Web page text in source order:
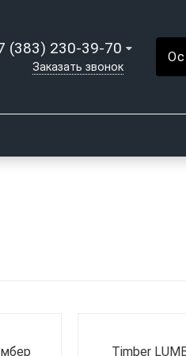
(383) 230-39-70
Заказать звонок
Timber